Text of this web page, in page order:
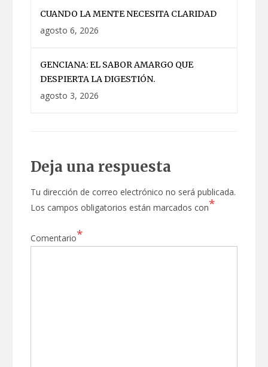
CUANDO LA MENTE NECESITA CLARIDAD
agosto 6, 2026
GENCIANA: EL SABOR AMARGO QUE
DESPIERTA LA DIGESTIÓN.
agosto 3, 2026
Deja una respuesta
Tu dirección de correo electrónico no será publicada.
Los campos obligatorios están marcados con*
Comentario*